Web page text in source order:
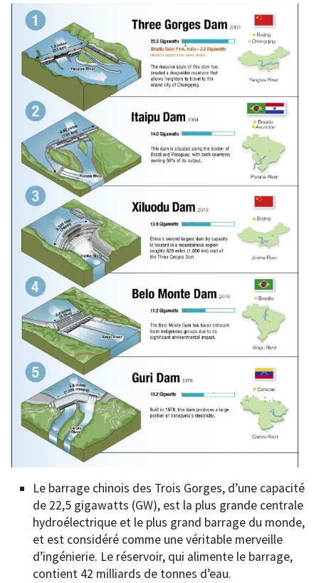
Le barrage chinois des Trois Gorges, d’une capacité
de 22,5 gigawatts (GW), est la plus grande centrale
hydroélectrique et le plus grand barrage du monde,
et est considéré comme une véritable merveille
d’ingénierie. Le réservoir, qui alimente le barrage,
contient 42 milliards de tonnes d’eau.